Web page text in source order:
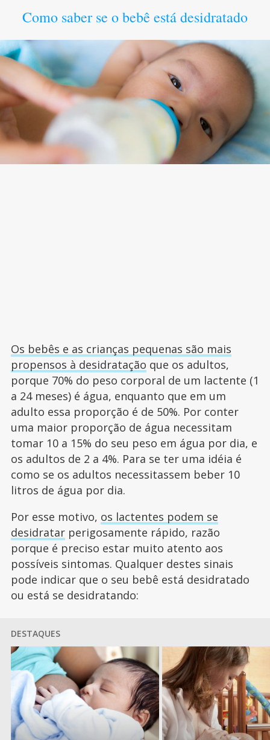
Como saber se o bebê está desidratado
Os bebês e as crianças pequenas são mais
propensos à desidratação que os adultos,
porque 70% do peso corporal de um lactente (1
a 24 meses) é água, enquanto que em um
adulto essa proporção é de 50%. Por conter
uma maior proporção de água necessitam
tomar 10 a 15% do seu peso em água por dia, e
os adultos de 2 a 4%. Para se ter uma idéia é
como se os adultos necessitassem beber 10
litros de água por dia.
Por esse motivo, os lactentes podem se
desidratarperigosamente rápido, razão
porque é preciso estar muito atento aos
possíveis sintomas. Qualquer destes sinais
pode indicar que o seu bebê está desidratado
ou está se desidratando:
DESTAQUES